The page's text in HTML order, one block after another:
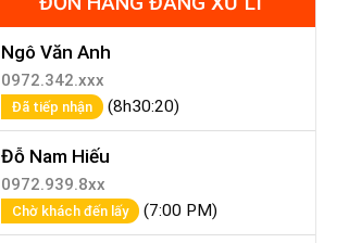
Ngô Văn Anh
0972.342.xxx
Đã tiếp nhận (8h30:20)
Đỗ Nam Hiếu
0972.939.8xx
Chờ khách đến lấy (7:00 PM)